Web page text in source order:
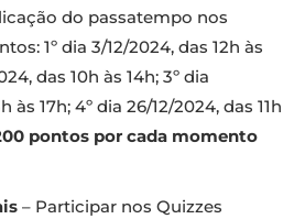
do passatempo nos
1º dia 3/12/2024, das 12h às
das 10h às 14h; 3º dia
às 17h; 4º dia 26/12/2024, das 11h
pontos por cada momento
– Participar nos Quizzes